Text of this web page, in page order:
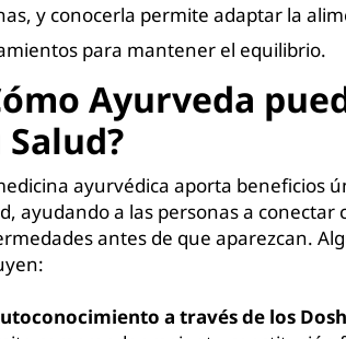
y conocerla permite adaptar la
para mantener el equilibrio.
Ayurveda
ayurvédica aporta beneficios
ayudando a las personas a
antes de que aparezcan.
a través de los